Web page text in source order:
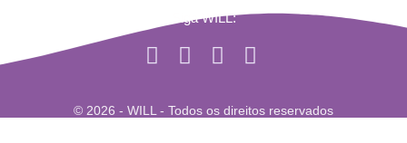
Siga WILL:
© 2026 - WILL - Todos os direitos reservados